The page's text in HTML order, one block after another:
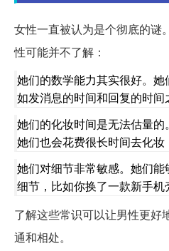
女性一直被认为是个彻底的谜
性可能并不了解：
她们的数学能力其实很好。
如发消息的时间和回复的时间
她们的化妆时间是无法估量的
她们也会花费很长时间去化妆
她们对细节非常敏感。她们
细节，比如你换了一款新手机
了解这些常识可以让男性更好
通和相处。